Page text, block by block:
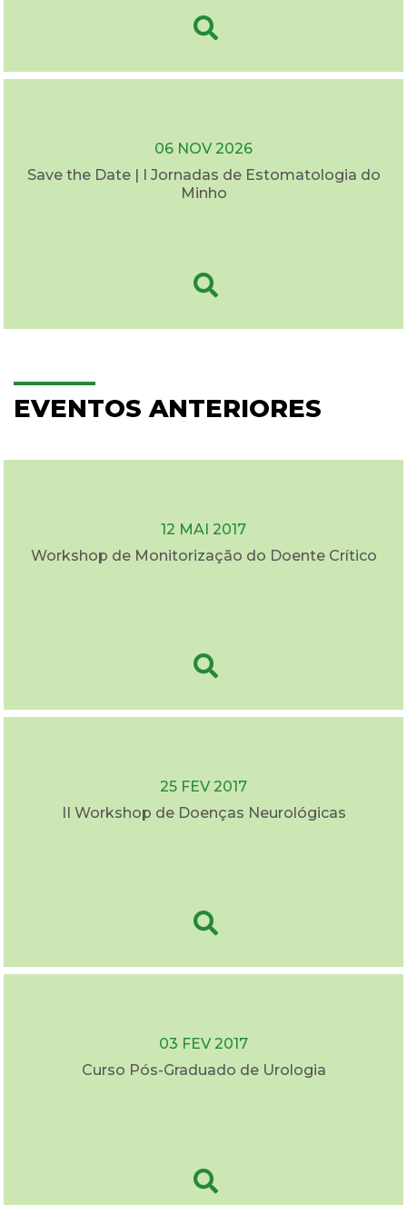
06 NOV 2026
Save the Date | I Jornadas de Estomatologia do
Minho
EVENTOS ANTERIORES
12 MAI 2017
Workshop de Monitorização do Doente Crítico
25 FEV 2017
II Workshop de Doenças Neurológicas
03 FEV 2017
Curso Pós-Graduado de Urologia